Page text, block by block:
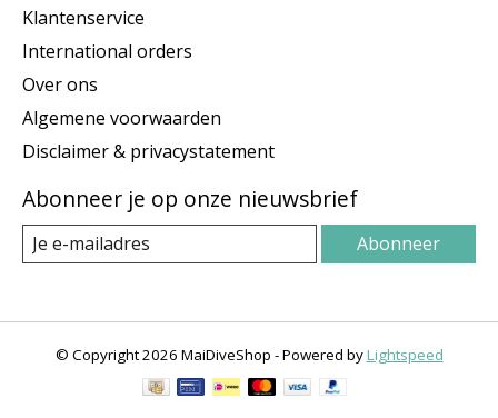
Klantenservice
International orders
Over ons
Algemene voorwaarden
Disclaimer & privacystatement
Abonneer je op onze nieuwsbrief
Abonneer
© Copyright 2026 MaiDiveShop - Powered byLightspeed